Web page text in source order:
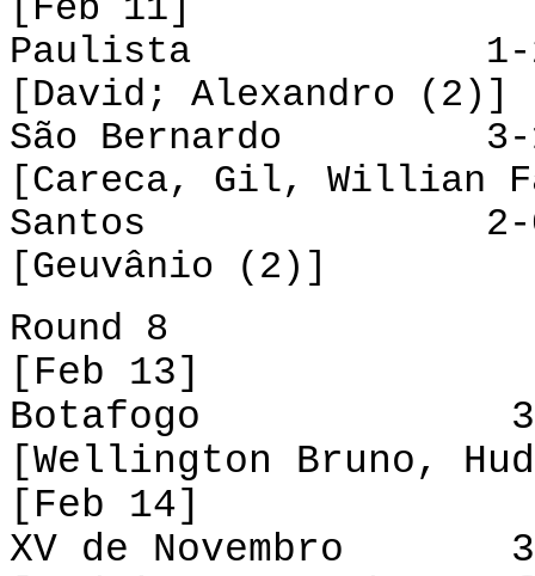
[Feb 11]
Paulista 1-2
[David; Alexandro (2)]
São Bernardo 3-1
[Careca, Gil, Willian
Santos 2-0
[Geuvânio (2)]
Round 8
[Feb 13]
Botafogo 3-1
[Wellington Bruno,
[Feb 14]
XV de Novembro